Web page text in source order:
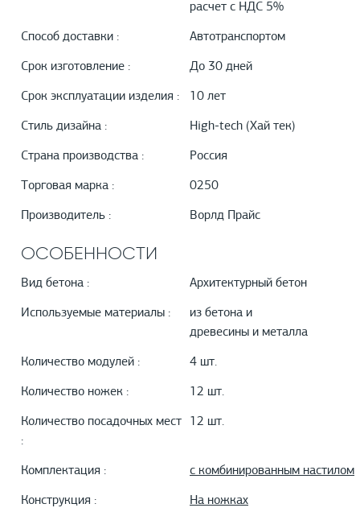
расчет с НДС 5%
Способ доставки : Автотранспортом
Срок изготовление : До 30 дней
Срок эксплуатации изделия : 10 лет
Стиль дизайна : High-tech (Хай тек)
Страна производства : Россия
Торговая марка : 0250
Производитель : Ворлд Прайс
ОСОБЕННОСТИ
Вид бетона : Архитектурный бетон
Используемые материалы :
из бетона и
древесины и металла
Количество модулей : 4 шт.
Количество ножек : 12 шт.
Количество посадочных мест
:
12 шт.
Комплектация : с комбинированным настилом
Конструкция : На ножках